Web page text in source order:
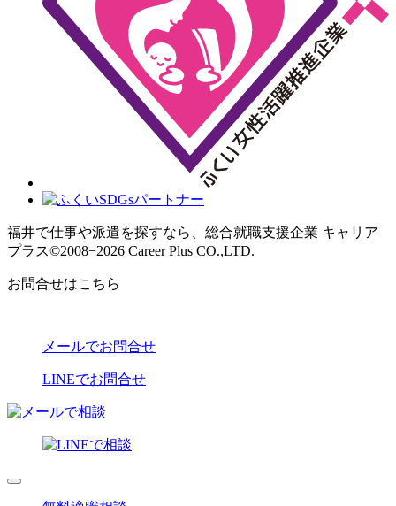
福井で仕事や派遣を探すなら、総合就職支援企業 キャリア
プラス©2008−2026 Career Plus CO.,LTD.
お問合せはこちら
メールでお問合せ
LINEでお問合せ